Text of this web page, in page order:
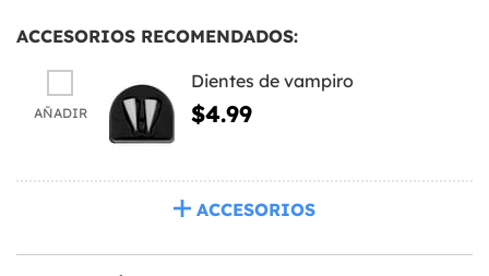
ACCESORIOS RECOMENDADOS:
AÑADIR
Dientes de vampiro
$4.99
ACCESORIOS